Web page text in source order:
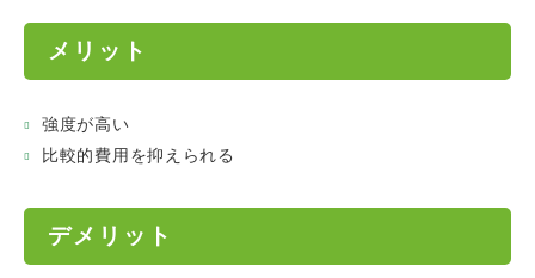
メリット
強度が高い
比較的費用を抑えられる
デメリット